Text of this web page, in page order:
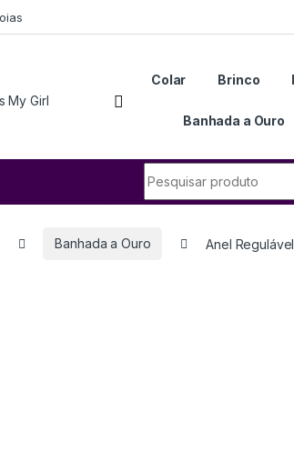
Colar Brinco
Banhada a Ouro
Banhada a Ouro Anel